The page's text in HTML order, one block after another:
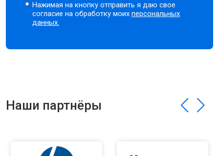
Нажимая на кнопку отправить я даю свое
согласие на обработку моихперсональных
данных.
Наши партнёры